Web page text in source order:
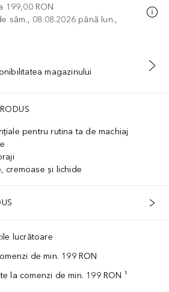
199,00 RON
sâm., 08.08.2026 până lun.,
ÎN COŞ
magazinului
pentru rutina ta de machiaj
cremoase și lichide
lucrătoare
de min. 199 RON
la comenzi de min. 199 RON ¹